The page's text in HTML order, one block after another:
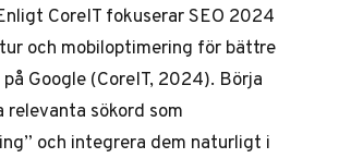
CoreIT fokuserar SEO 2024
och mobiloptimering för bättre
Google (CoreIT, 2024). Börja
sökord som
och integrera dem naturligt i